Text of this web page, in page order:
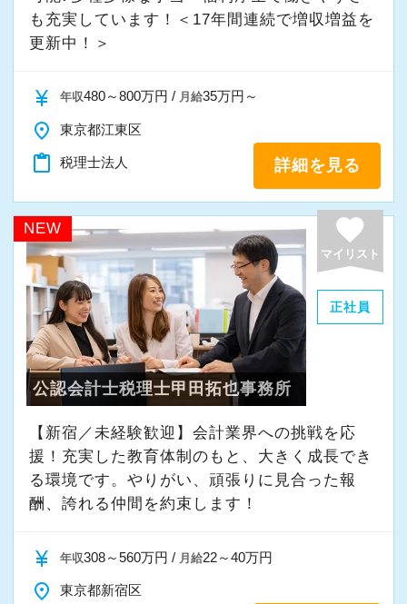
も充実しています！＜17年間連続で増収増益を
更新中！＞
currency_yen 年収480～800万円 / 月給35万円～
place 東京都江東区
content_paste 税理士法人 詳細を見る
NEW favorite
マイリスト
正社員
公認会計士税理士甲田拓也事務所
【新宿／未経験歓迎】会計業界への挑戦を応
援！充実した教育体制のもと、大きく成長でき
る環境です。やりがい、頑張りに見合った報
酬、誇れる仲間を約束します！
currency_yen 年収308～560万円 / 月給22～40万円
place 東京都新宿区